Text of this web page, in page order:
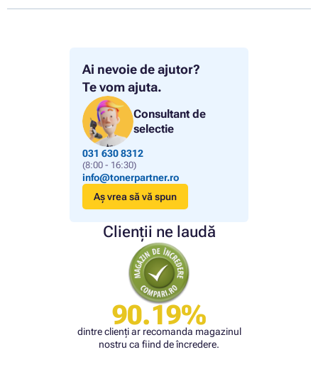
Ai nevoie de ajutor?
Te vom ajuta.
Consultant de
selectie
031 630 8312
(8:00 - 16:30)
info@tonerpartner.ro
Aș vrea să vă spun
Clienții ne laudă
90.19%
dintre clienți ar recomanda magazinul
nostru ca fiind de încredere.